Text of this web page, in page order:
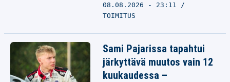
08.08.2026 - 23:11
TOIMITUS
Sami Pajarissa tapahtui
järkyttävä muutos vain 12
kuukaudessa –